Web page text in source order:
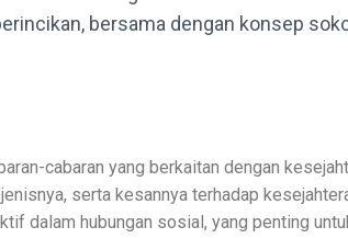
bersama dengan konsep
cabaran yang berkaitan dengan
serta kesannya terhadap
dalam hubungan sosial, yang penting